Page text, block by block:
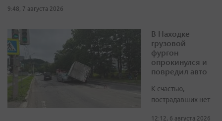
9:48, 7 августа 2026
В Находке
грузовой
фургон
опрокинулся и
повредил авто
К счастью,
пострадавших нет
12:12, 6 августа 2026